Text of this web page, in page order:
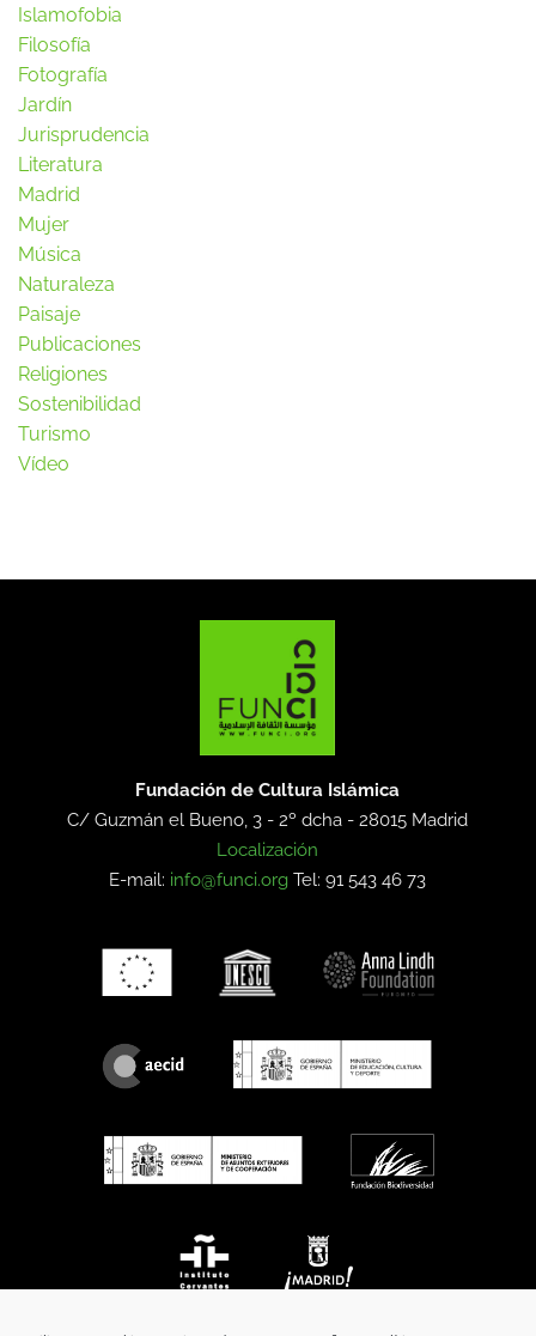
Islamofobia
Filosofía
Fotografía
Jardín
Jurisprudencia
Literatura
Madrid
Mujer
Música
Naturaleza
Paisaje
Publicaciones
Religiones
Sostenibilidad
Turismo
Vídeo
Fundación de Cultura Islámica
C/ Guzmán el Bueno, 3 - 2º dcha -28015 Madrid
Localización
E-mail: info@funci.org Tel: 91 543 46 73